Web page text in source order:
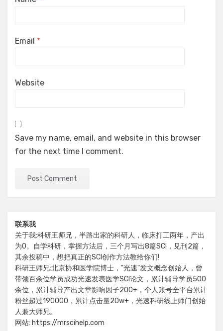
Email *
Website
Save my name, email, and website in this browser
for the next time I comment.
联系我
关于我:科研王师兄，半路出家的科研人，临床打工两年，产出
为0。自学科研，掌握方法后，三个月写出8篇SCI，见刊2篇，
其余投稿中，想把真正的SCI创作方法教给你们!
科研王师兄:北京协和医学院博士，"光速"发文概念创始人，曾
带领百余位学员成功光速发表医学SCI论文，累计辅导学员500
余位，累计辅导产出文章影响因子200+，个人账号全平台累计
粉丝超过190000，累计点击量20w+，光速科研线上师门创始
人兼大师兄。
网站: https://mrscihelp.com